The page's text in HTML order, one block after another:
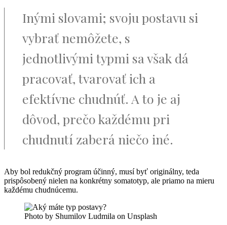
Inými slovami; svoju postavu si
vybrať nemôžete, s
jednotlivými typmi sa však dá
pracovať, tvarovať ich a
efektívne chudnúť. A to je aj
dôvod, prečo každému pri
chudnutí zaberá niečo iné.
Aby bol redukčný program účinný, musí byť originálny, teda
prispôsobený nielen na konkrétny somatotyp, ale priamo na mieru
každému chudnúcemu.
Photo by Shumilov Ludmila on Unsplash